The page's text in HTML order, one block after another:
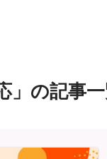
」の記事